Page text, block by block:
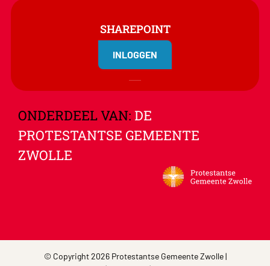
SHAREPOINT
INLOGGEN
ONDERDEEL VAN: DE
PROTESTANTSE GEMEENTE
ZWOLLE
© Copyright 2026 Protestantse Gemeente Zwolle |